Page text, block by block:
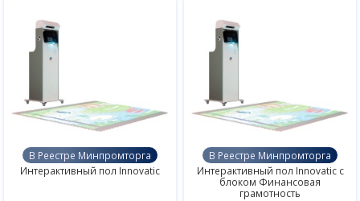
В Реестре Минпромторга
Интерактивный пол Innovatic
В Реестре Минпромторга
Интерактивный пол Innovatic с
блоком Финансовая
грамотность